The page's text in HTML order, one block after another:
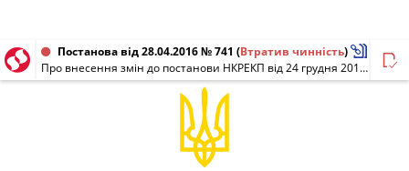
Постанова від 28.04.2016 № 741 (Втратив чинність)
Про внесення змін до постанови НКРЕКП від 24 грудня 2015 року N 3060